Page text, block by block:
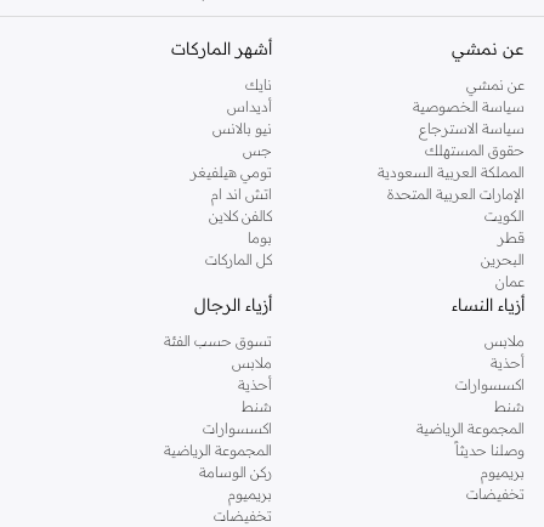
عن نمشي
عن نمشي
سياسة الخصوصية
سياسة الاسترجاع
حقوق المستهلك
المملكة العربية السعودية
الإمارات العربية المتحدة
الكويت
قطر
البحرين
عمان
أشهر الماركات
نايك
أديداس
نيو بالانس
جس
تومي هيلفيغر
اتش اند ام
كالفن كلاين
بوما
كل الماركات
أزياء النساء
ملابس
أحذية
اكسسوارات
شنط
المجموعة الرياضية
وصلنا حديثاً
بريميوم
تخفيضات
أزياء الرجال
تسوق حسب الفئة
ملابس
أحذية
شنط
اكسسوارات
المجموعة الرياضية
ركن الوسامة
بريميوم
تخفيضات